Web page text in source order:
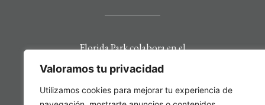
Valoramos tu privacidad
Utilizamos cookies para mejorar tu experiencia de
Florida Park colabora en el
desarrollo de esta web